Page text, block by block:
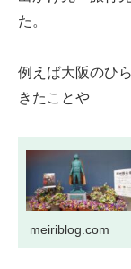
た。
例えば大阪のひ
きたことや
meiriblog.com